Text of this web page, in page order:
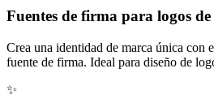
Fuentes de firma para logos
Crea una identidad de marca única con
fuente de firma. Ideal para diseño de
✨